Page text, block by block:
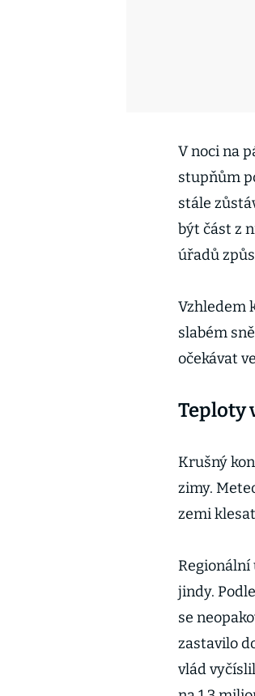
V noci na
stupňům
stále
být část z
úřadů
Vzhledem
slabém
očekávat
Teploty
Krušný
zimy.
zemi
Regionální
jindy.
se
zastavilo
vlád